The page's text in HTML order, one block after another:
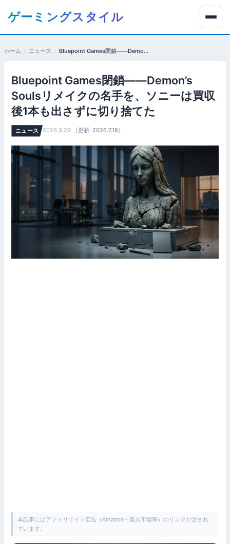
ツ
ゲーミングスタイル
ホーム ニュース Bluepoint Games閉鎖——Demon’s Soulsリメイクの名手を、ソニーは買収後1本も出さずに切り捨てた
Bluepoint Games閉鎖——Demon’s
Soulsリメイクの名手を、ソニーは買収
後1本も出さずに切り捨てた
ニュース 2026.3.29 （更新: 2026.7.18）
本記事にはアフィリエイト広告（Amazon・楽天市場等）のリンクが含まれ
ています。